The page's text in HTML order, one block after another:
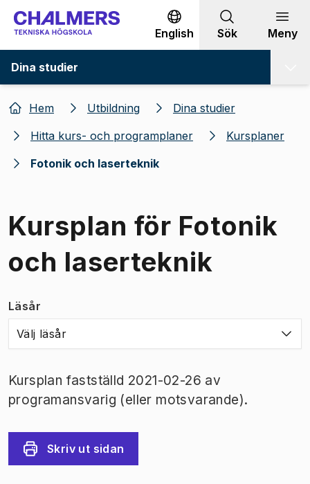
Gå till innehållet
English Sök Meny
Dina studier
Hem Utbildning
Dina studier
Hitta kurs- och programplaner
Kursplaner
Fotonik och laserteknik
Kursplan för Fotonik
och laserteknik
Läsår
Välj läsår
Kursplan fastställd 2021-02-26 av
programansvarig (eller motsvarande).
Skriv ut sidan